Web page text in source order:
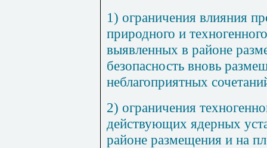
1) ограничения влияния
природного и
выявленных в районе
безопасность вновь
неблагоприятных
2) ограничения
действующих ядерных
районе размещения и на